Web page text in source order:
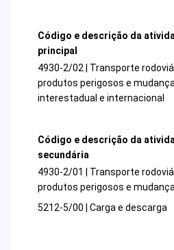
Código e descrição da
principal
4930-2/02 | Transporte
produtos perigosos e
interestadual e internacional
Código e descrição da
secundária
4930-2/01 | Transporte
produtos perigosos e
5212-5/00 | Carga e descarga